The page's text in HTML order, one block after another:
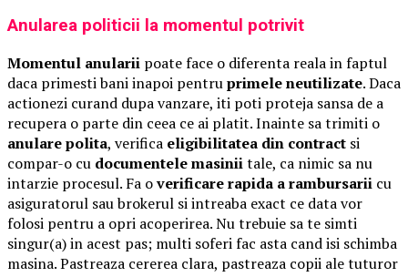
Anularea politicii la momentul potrivit
Momentul anularii poate face o diferenta reala in faptul
daca primesti bani inapoi pentruprimele neutilizate. Daca
actionezi curand dupa vanzare, iti poti proteja sansa de a
recupera o parte din ceea ce ai platit. Inainte sa trimiti o
anulare polita, verifica eligibilitatea din contract si
compar-o cu documentele masiniitale, ca nimic sa nu
intarzie procesul. Fa overificare rapida a rambursarii cu
asiguratorul sau brokerul si intreaba exact ce data vor
folosi pentru a opri acoperirea. Nu trebuie sa te simti
singur(a) in acest pas; multi soferi fac asta cand isi schimba
masina. Pastreaza cererea clara, pastreaza copii ale tuturor